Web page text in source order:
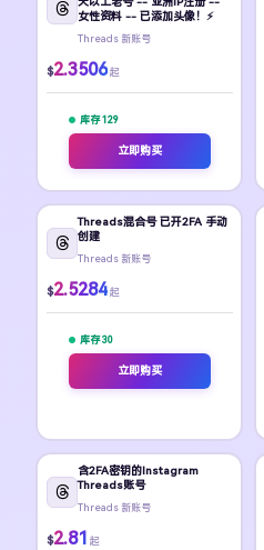
女性资料 -- 已添加头像！⚡
Threads 新账号
$2.3506 起
库存 129
立即购买
Threads混合号 已开2FA 手动
创建
Threads 新账号
$2.5284 起
库存 30
立即购买
含2FA密钥的Instagram
Threads账号
Threads 新账号
$2.81 起